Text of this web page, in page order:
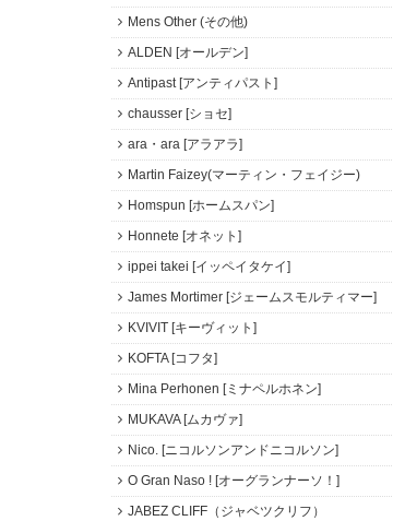
Mens Other (その他)
ALDEN [オールデン]
Antipast [アンティパスト]
chausser [ショセ]
ara・ara [アラアラ]
Martin Faizey(マーティン・フェイジー)
Homspun [ホームスパン]
Honnete [オネット]
ippei takei [イッペイタケイ]
James Mortimer [ジェームスモルティマー]
KVIVIT [キーヴィット]
KOFTA [コフタ]
Mina Perhonen [ミナペルホネン]
MUKAVA [ムカヴァ]
Nico. [ニコルソンアンドニコルソン]
O Gran Naso ! [オーグランナーソ！]
JABEZ CLIFF（ジャベツクリフ）